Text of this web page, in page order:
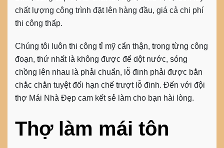
chất lựợng công trình đặt lên hàng đầu, giá cả chi phí
thi công thấp.
Chúng tôi luôn thi công tỉ mỹ cẩn thận, trong từng công
đoạn, thứ nhất là không được để dột nước, sóng
chồng lên nhau là phải chuẩn, lỗ đinh phải được bắn
chắc chắn tuyệt đối hạn chế trượt lỗ đinh. Đến với đội
thợ Mái Nhà Đẹp cam kết sẻ làm cho bạn hài lòng.
Thợ làm mái tôn